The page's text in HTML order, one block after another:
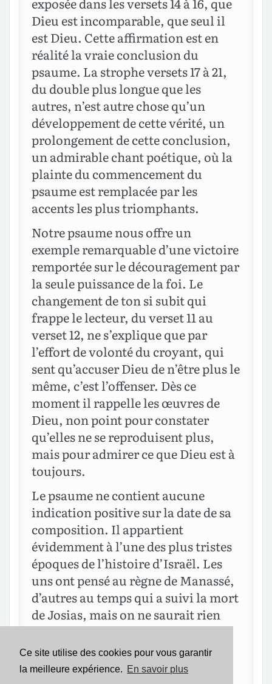
Ce site utilise des cookies pour vous garantir
la meilleure expérience. En savoir plus
Dieu est incomparable, que seul il
est Dieu. Cette affirmation est en
réalité la vraie conclusion du
psaume. La strophe versets 17 à 21,
du double plus longue que les
autres, n’est autre chose qu’un
développement de cette vérité, un
prolongement de cette conclusion,
un admirable chant poétique, où la
plainte du commencement du
psaume est remplacée par les
accents les plus triomphants.
Notre psaume nous offre un
exemple remarquable d’une victoire
remportée sur le découragement par
la seule puissance de la foi. Le
changement de ton si subit qui
frappe le lecteur, du verset 11 au
verset 12, ne s’explique que par
l’effort de volonté du croyant, qui
sent qu’accuser Dieu de n’être plus le
même, c’est l’offenser. Dès ce
moment il rappelle les œuvres de
Dieu, non point pour constater
qu’elles ne se reproduisent plus,
mais pour admirer ce que Dieu est à
toujours.
Le psaume ne contient aucune
indication positive sur la date de sa
composition. Il appartient
évidemment à l’une des plus tristes
époques de l’histoire d’Israël. Les
uns ont pensé au règne de Manassé,
d’autres au temps qui a suivi la mort
de Josias, mais on ne saurait rien
affirmer à cet égard avec certitude.